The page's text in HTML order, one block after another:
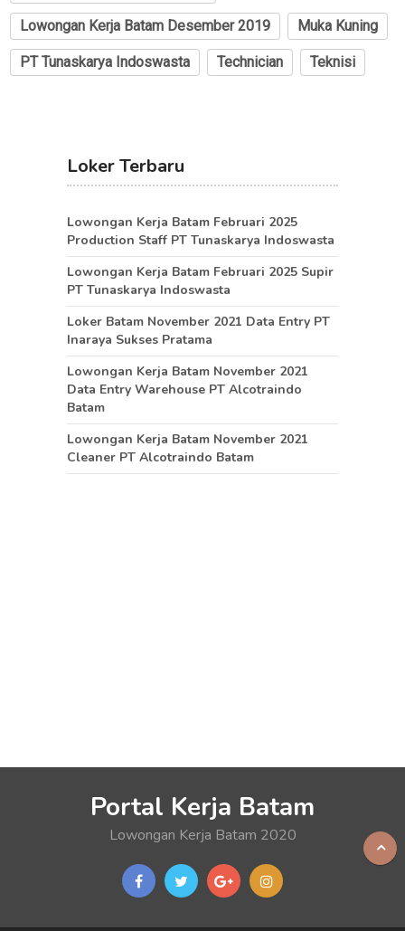
Lowongan Kerja Batam Desember 2019 Muka Kuning
PT Tunaskarya Indoswasta Technician Teknisi
Loker Terbaru
Lowongan Kerja Batam Februari 2025
Production Staff PT Tunaskarya Indoswasta
Lowongan Kerja Batam Februari 2025 Supir
PT Tunaskarya Indoswasta
Loker Batam November 2021 Data Entry PT
Inaraya Sukses Pratama
Lowongan Kerja Batam November 2021
Data Entry Warehouse PT Alcotraindo
Batam
Lowongan Kerja Batam November 2021
Cleaner PT Alcotraindo Batam
Portal Kerja Batam
Lowongan Kerja Batam 2020